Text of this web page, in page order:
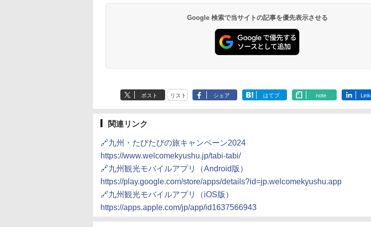
Google 検索で当サイトの記事を優先表示させる
ポスト リスト シェア はてブ note
関連リンク
🔗九州・たびたびの旅キャンペーン2024
https://www.welcomekyushu.jp/tabi-tabi/
🔗九州観光モバイルアプリ（Android版）
https://play.google.com/store/apps/details?id=jp.welcomekyushu.app
🔗九州観光モバイルアプリ（iOS版）
https://apps.apple.com/jp/app/id1637566943